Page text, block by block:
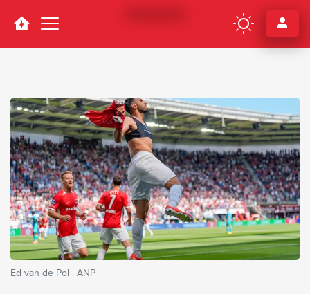
Navigation
Ed van de Pol | ANP